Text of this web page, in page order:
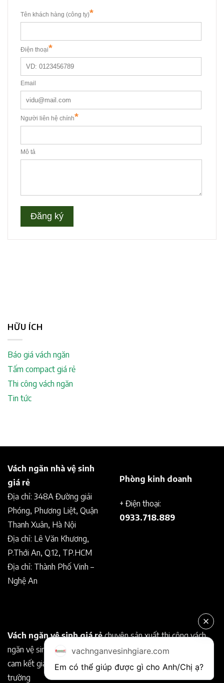
HỮU ÍCH
Báo giá vách ngăn
Tấm compact giá rẻ
Thi công vách ngăn
Tin tức
Vách ngăn nhà vệ sinh
giá rẻ
Địa chỉ: 348A Đường giải
Phóng, Phương Liệt, Quận
Thanh Xuân, Hà Nội
Địa chỉ: Lê Văn Khương,
P.Thới An, Q.12, TP.HCM
Địa chỉ: Thành Phố Vinh –
Nghệ An
Phòng kinh doanh
+ Điện thoại:
0933.718.889
Vách ngăn vệ sinh giá rẻchuyên sản xuất thi công vách
ngăn vệ sinh Compact chất lượng tốt. Chuyên nghiệp, uy tín
cam kết giá rẻ hơn so với các nhà cung cấp khác trên thị
trường
vachnganvesinhgiare.com